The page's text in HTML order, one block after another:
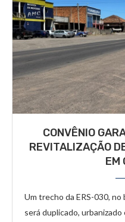
CONVÊNIO
REVITALIZAÇÃO
EM
Um trecho da ERS-030, no
será duplicado,